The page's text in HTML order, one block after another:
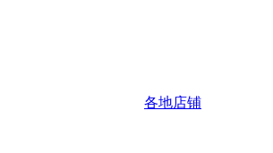
各地店铺